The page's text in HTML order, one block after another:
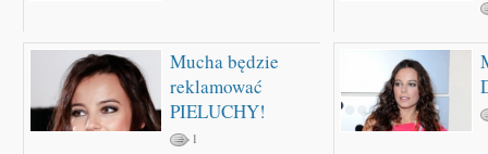
Mucha będzie
reklamować
PIELUCHY!
1